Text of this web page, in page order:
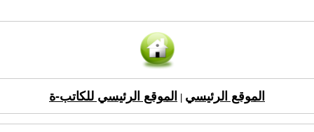
الموقع الرئيسي الموقع الرئيسي للكاتب-ة